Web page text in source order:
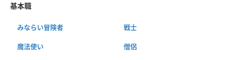
基本職
みならい冒険者 戦士
魔法使い 僧侶